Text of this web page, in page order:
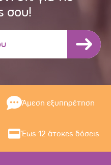
σου!
Άμεση εξυπηρέτηση
Έως 12 άτοκες δόσεις